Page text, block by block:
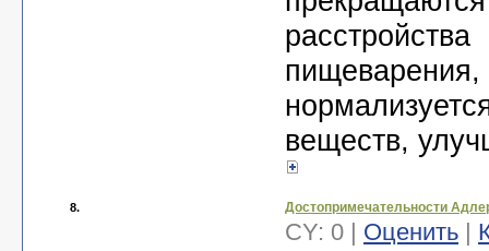
расстройства
пищеварения,
веществ,
8. Достопримечательности
CY: 0 | Оценить |